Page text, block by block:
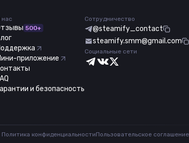
нас
500+
приложение
и безопасность
Сотрудничество
@steamify_contact
steamify.smm@gmail.com
Социальные сети
Политика конфиденциальностиПользовательское соглашение